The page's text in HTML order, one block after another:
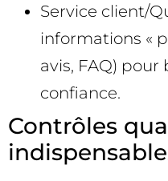
Service client/
informations «
avis, FAQ)
confiance.
Contrôles